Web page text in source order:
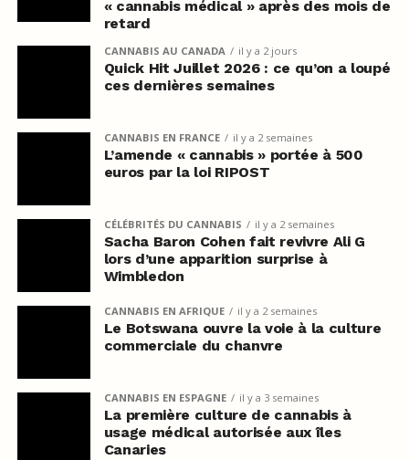
« cannabis médical » après des mois de
retard
CANNABIS AU CANADA il y a 2 jours
Quick Hit Juillet 2026 : ce qu’on a loupé
ces dernières semaines
CANNABIS EN FRANCE il y a 2 semaines
L’amende « cannabis » portée à 500
euros par la loi RIPOST
CÉLÉBRITÉS DU CANNABIS il y a 2 semaines
Sacha Baron Cohen fait revivre Ali G
lors d’une apparition surprise à
Wimbledon
CANNABIS EN AFRIQUE il y a 2 semaines
Le Botswana ouvre la voie à la culture
commerciale du chanvre
CANNABIS EN ESPAGNE il y a 3 semaines
La première culture de cannabis à
usage médical autorisée aux îles
Canaries